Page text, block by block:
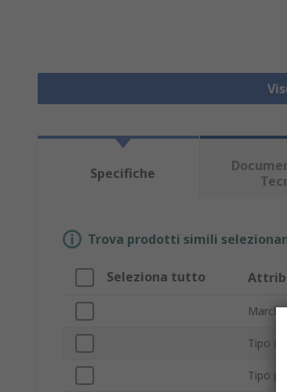
Specifiche
Trova prodotti simili
Seleziona tutto
Tipo di
Tipo